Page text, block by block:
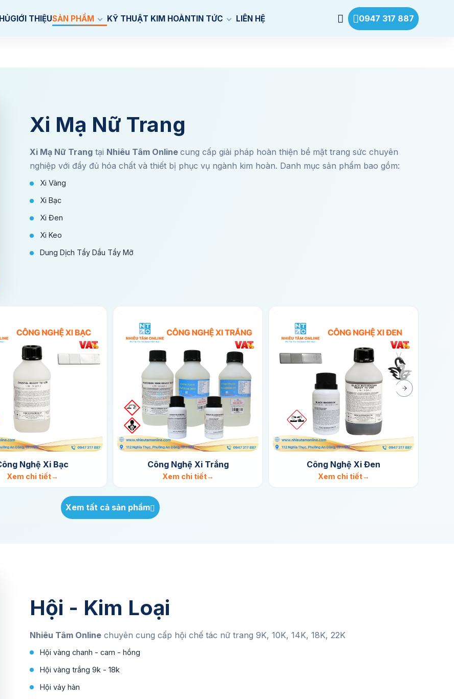
0947 317 887
GIỚI THIỆUSẢN PHẨM KỸ THUẬT KIM HOÀNTIN TỨC LIÊN HỆ
Xi Mạ Nữ Trang
Xi Mạ Nữ Trang tại Nhiêu Tâm Online cung cấp giải pháp hoàn thiện bề mặt trang sức chuyên
nghiệp với đầy đủ hóa chất và thiết bị phục vụ ngành kim hoàn. Danh mục sản phẩm bao gồm:
Xi Vàng
Xi Bạc
Xi Đen
Xi Keo
Dung Dịch Tẩy Dầu Tẩy Mỡ
Nghệ Xi Bạc
Xem chi tiết
Công Nghệ Xi Trắng
Xem chi tiết
Công Nghệ Xi Đen
Xem chi tiết
Xem tất cả sản phẩm
Hội - Kim Loại
Nhiêu Tâm Online chuyên cung cấp hội chế tác nữ trang 9K, 10K, 14K, 18K, 22K
Hội vàng chanh - cam - hồng
Hội vàng trắng 9k - 18k
Hội vảy hàn